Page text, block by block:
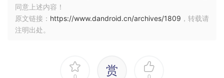
同意上述内容！
原文链接： https://www.dandroid.cn/archives/1809 ，转载请
注明出处。
赏